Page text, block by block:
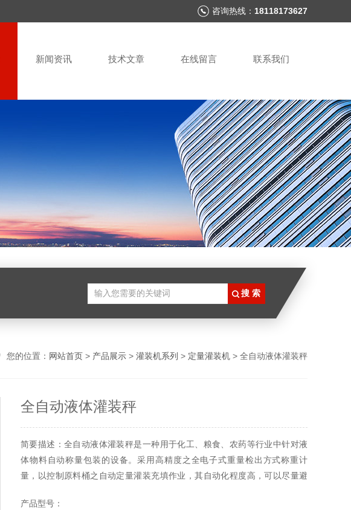
咨询热线： 18118173627
新闻资讯 技术文章 在线留言 联系我们
您的位置： 网站首页 > 产品展示 > 灌装机系列 > 定量灌装机 > 全自动液体灌装秤
全自动液体灌装秤
简要描述：全自动液体灌装秤是一种用于化工、粮食、农药等行业中针对液
体物料自动称量包装的设备。采用高精度之全电子式重量检出方式称重计
量，以控制原料桶之自动定量灌装充填作业，其自动化程度高，可以尽量避
防护，同时系统能在潮湿、危险或其他不良环境中使用。
产品型号：